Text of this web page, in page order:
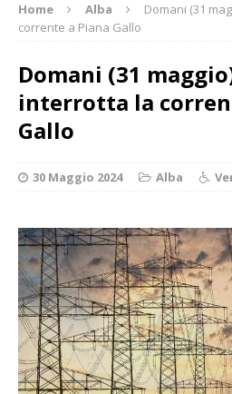
Home Alba
Domani (31
corrente a Piana Gallo
Domani (31
interrotta la
Gallo
30 Maggio 2024 Alba